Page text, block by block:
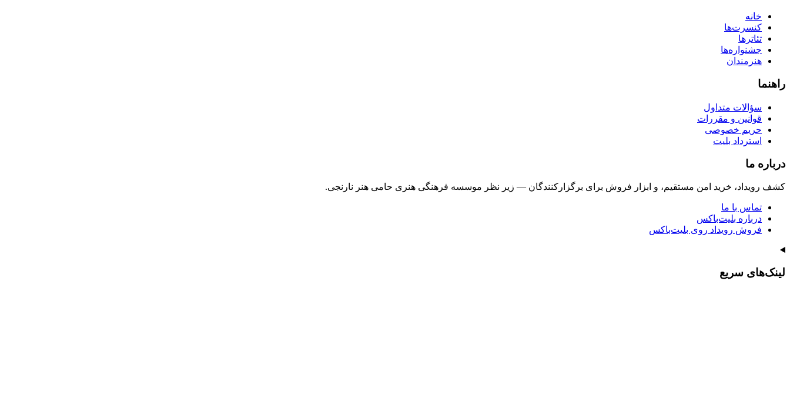
خانه
کنسرت‌ها
تئاترها
جشنواره‌ها
هنرمندان
راهنما
سؤالات متداول
قوانین و مقررات
حریم خصوصی
استرداد بلیت
درباره ما
کشف رویداد، خرید امن مستقیم، و ابزار فروش برای برگزارکنندگان — زیر نظر موسسه فرهنگی هنری حامی هنر نارنجی.
تماس با ما
درباره بلیت‌باکس
فروش رویداد روی بلیت‌باکس
لینک‌های سریع